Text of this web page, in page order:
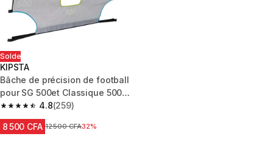
Solde
KIPSTA
Bâche de précision de football
pour SG 500et Classique 500
taille M 1,8m x 1,20m
4.8
4.8 out of 5 stars from 259 reviews
(259)
8 500 CFA Prix avant réduction
12 500 CFA32%